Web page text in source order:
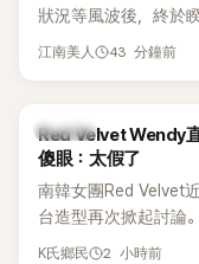
狀況等風波後，終於
張近況照，讓大批粉
江南美人 43 分鐘前
K-POP
Red Velvet Wendy直
傻眼：太假了
南韓女團Red Velvet
台造型再次掀起討論
被質疑在舞台上使用
K氏鄉民 2 小時前